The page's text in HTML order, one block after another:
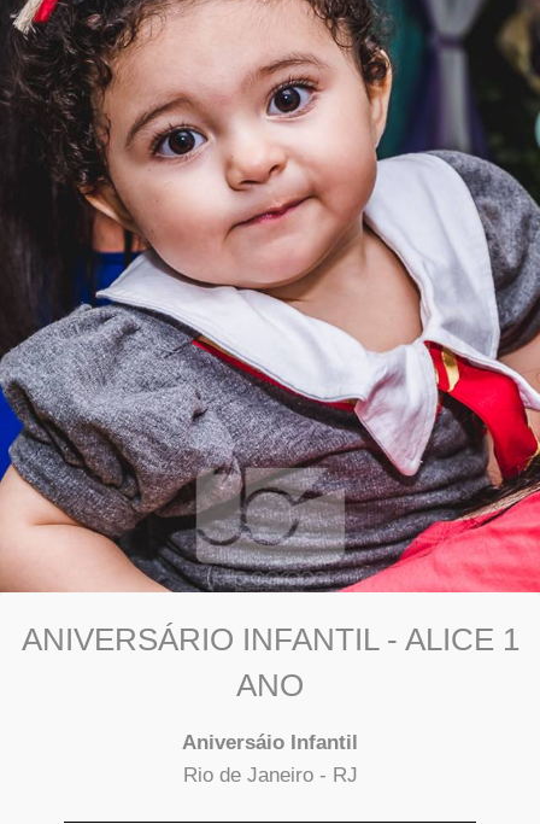
ANIVERSÁRIO INFANTIL - ALICE 1
ANO
Aniversáio Infantil
Rio de Janeiro - RJ